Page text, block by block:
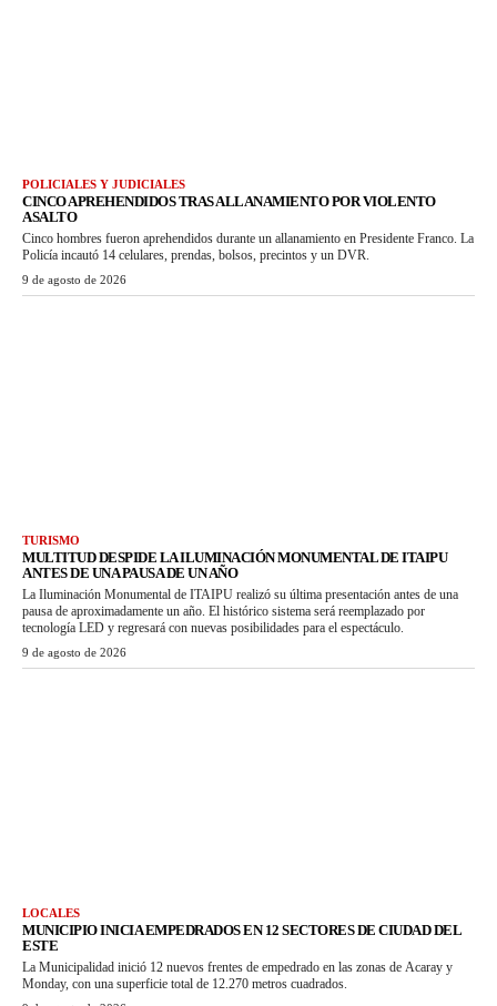
POLICIALES Y JUDICIALES
CINCO APREHENDIDOS TRAS ALLANAMIENTO POR VIOLENTO
ASALTO
Cinco hombres fueron aprehendidos durante un allanamiento en Presidente Franco. La
Policía incautó 14 celulares, prendas, bolsos, precintos y un DVR.
9 de agosto de 2026
TURISMO
MULTITUD DESPIDE LA ILUMINACIÓN MONUMENTAL DE ITAIPU
ANTES DE UNA PAUSA DE UN AÑO
La Iluminación Monumental de ITAIPU realizó su última presentación antes de una
pausa de aproximadamente un año. El histórico sistema será reemplazado por
tecnología LED y regresará con nuevas posibilidades para el espectáculo.
9 de agosto de 2026
LOCALES
MUNICIPIO INICIA EMPEDRADOS EN 12 SECTORES DE CIUDAD DEL
ESTE
La Municipalidad inició 12 nuevos frentes de empedrado en las zonas de Acaray y
Monday, con una superficie total de 12.270 metros cuadrados.